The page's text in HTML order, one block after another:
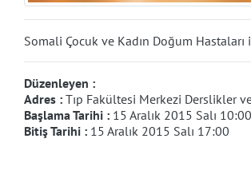
Somali Çocuk ve Kadın Doğum
Düzenleyen :
Adres : Tıp Fakültesi Merkezi Derslikler
Başlama Tarihi : 15 Aralık 2015 Salı 10:00
Bitiş Tarihi : 15 Aralık 2015 Salı 17:00